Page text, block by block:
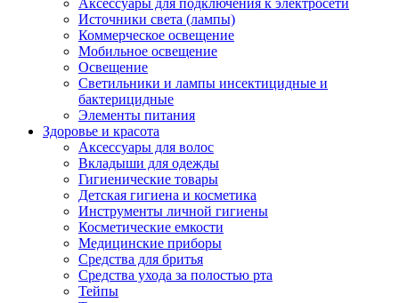
Аксессуары для подключения к электросети
Источники света (лампы)
Коммерческое освещение
Мобильное освещение
Освещение
Светильники и лампы инсектицидные и
бактерицидные
Элементы питания
Здоровье и красота
Аксессуары для волос
Вкладыши для одежды
Гигиенические товары
Детская гигиена и косметика
Инструменты личной гигиены
Косметические емкости
Медицинские приборы
Средства для бритья
Средства ухода за полостью рта
Тейпы